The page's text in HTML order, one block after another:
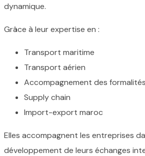
dynamique.
Grâce à leur expertise en :
Transport maritime
Transport aérien
Accompagnement des
Supply chain
Import-export maroc
Elles accompagnent les entreprises
développement de leurs échanges